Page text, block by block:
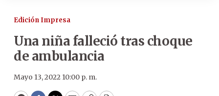
Edición Impresa
Una niña falleció tras choque
de ambulancia
Mayo 13, 2022 10:00 p. m.